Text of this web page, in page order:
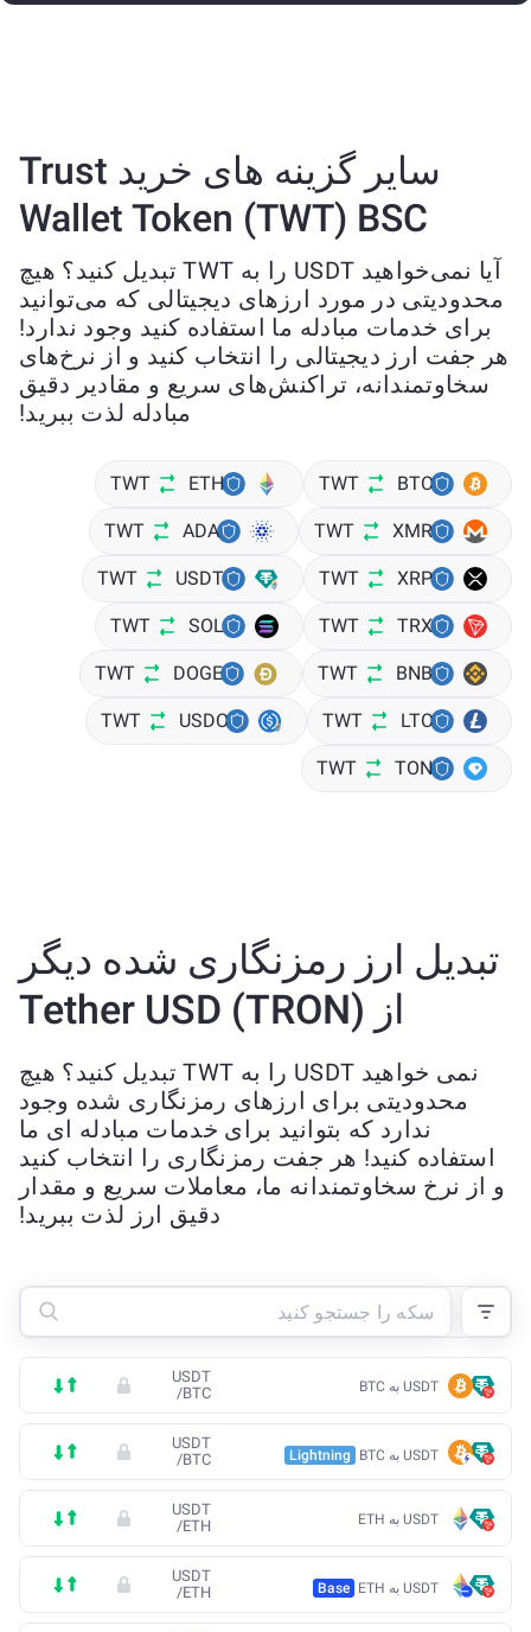
سایر گزینه های خرید Trust
Wallet Token (TWT) BSC
آیا نمی‌خواهید USDT را به TWT تبدیل کنید؟ هیچ
محدودیتی در مورد ارزهای دیجیتالی که می‌توانید
برای خدمات مبادله ما استفاده کنید وجود ندارد!
هر جفت ارز دیجیتالی را انتخاب کنید و از نرخ‌های
سخاوتمندانه، تراکنش‌های سریع و مقادیر دقیق
مبادله لذت ببرید!
BTC
TWT
ETH
TWT
XMR
TWT
ADA
TWT
XRP
TWT
USDT
TWT
TRX
TWT
SOL
TWT
BNB
TWT
DOGE
TWT
LTC
TWT
USDC
TWT
TON
TWT
تبدیل ارز رمزنگاری شده دیگر
از Tether USD (TRON)
نمی خواهید USDT را به TWT تبدیل کنید؟ هیچ
محدودیتی برای ارزهای رمزنگاری شده وجود
ندارد که بتوانید برای خدمات مبادله ای ما
استفاده کنید! هر جفت رمزنگاری را انتخاب کنید
و از نرخ سخاوتمندانه ما، معاملات سریع و مقدار
دقیق ارز لذت ببرید!
USDT به BTC
USDT
/BTC
USDT به BTC Lightning
USDT
/BTC
USDT به ETH
USDT
/ETH
USDT به ETH Base
USDT
/ETH